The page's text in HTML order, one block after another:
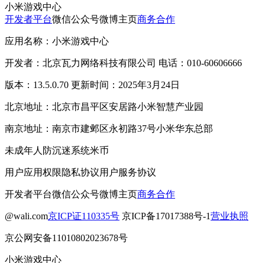
小米游戏中心
开发者平台微信公众号微博主页商务合作
应用名称：小米游戏中心
开发者：北京瓦力网络科技有限公司 电话：010-60606666
版本：13.5.0.70 更新时间：2025年3月24日
北京地址：北京市昌平区安居路小米智慧产业园
南京地址：南京市建邺区永初路37号小米华东总部
未成年人防沉迷系统米币
用户应用权限隐私协议用户服务协议
开发者平台微信公众号微博主页商务合作
@wali.com京ICP证110335号 京ICP备17017388号-1营业执照
京公网安备11010802023678号
小米游戏中心